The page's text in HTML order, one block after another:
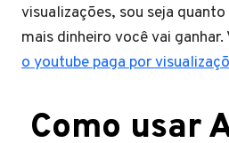
visualizações, sou seja
mais dinheiro você vai ganhar.
o youtube paga por
Como usar